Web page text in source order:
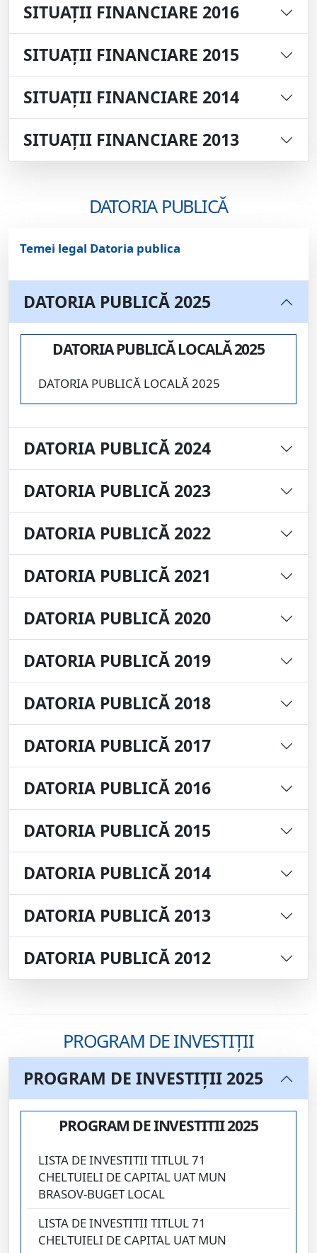
SITUAȚII FINANCIARE 2016
SITUAȚII FINANCIARE 2015
SITUAȚII FINANCIARE 2014
SITUAȚII FINANCIARE 2013
DATORIA PUBLICĂ
Temei legal Datoria publica
DATORIA PUBLICĂ 2025
DATORIA PUBLICĂ LOCALĂ 2025
DATORIA PUBLICĂ LOCALĂ 2025
DATORIA PUBLICĂ 2024
DATORIA PUBLICĂ 2023
DATORIA PUBLICĂ 2022
DATORIA PUBLICĂ 2021
DATORIA PUBLICĂ 2020
DATORIA PUBLICĂ 2019
DATORIA PUBLICĂ 2018
DATORIA PUBLICĂ 2017
DATORIA PUBLICĂ 2016
DATORIA PUBLICĂ 2015
DATORIA PUBLICĂ 2014
DATORIA PUBLICĂ 2013
DATORIA PUBLICĂ 2012
PROGRAM DE INVESTIȚII
PROGRAM DE INVESTIȚII 2025
PROGRAM DE INVESTITII 2025
LISTA DE INVESTITII TITLUL 71
CHELTUIELI DE CAPITAL UAT MUN
BRASOV-BUGET LOCAL
LISTA DE INVESTITII TITLUL 71
CHELTUIELI DE CAPITAL UAT MUN